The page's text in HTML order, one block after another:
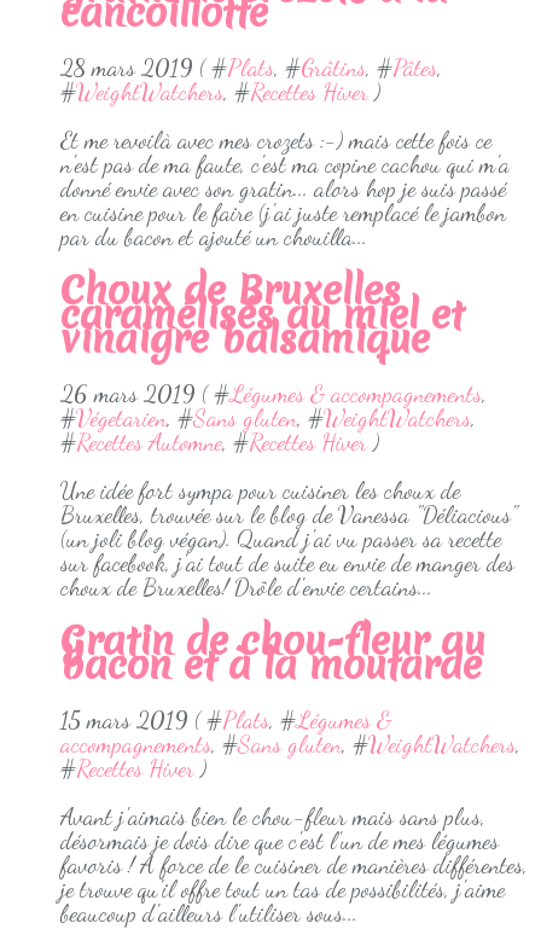
cancoillotte
28 mars 2019 ( #Plats, #Grâtins, #Pâtes,
#WeightWatchers, #Recettes Hiver )
Et me revoilà avec mes crozets :-) mais cette fois ce
n'est pas de ma faute, c'est ma copine cachou qui m'a
donné envie avec son gratin... alors hop je suis passé
en cuisine pour le faire (j'ai juste remplacé le jambon
par du bacon et ajouté un chouilla...
Choux de Bruxelles
caramélisés au miel et
vinaigre balsamique
26 mars 2019 ( #Légumes & accompagnements,
#Végetarien, #Sans gluten, #WeightWatchers,
#Recettes Automne, #Recettes Hiver )
Une idée fort sympa pour cuisiner les choux de
Bruxelles, trouvée sur le blog de Vanessa "Déliacious"
(un joli blog végan). Quand j'ai vu passer sa recette
sur facebook, j'ai tout de suite eu envie de manger des
choux de Bruxelles! Drôle d'envie certains...
Gratin de chou-fleur au
bacon et à la moutarde
15 mars 2019 ( #Plats, #Légumes &
accompagnements, #Sans gluten, #WeightWatchers,
#Recettes Hiver )
Avant j'aimais bien le chou-fleur mais sans plus,
désormais je dois dire que c'est l'un de mes légumes
favoris ! A force de le cuisiner de manières différentes,
je trouve qu'il offre tout un tas de possibilités, j'aime
beaucoup d'ailleurs l'utiliser sous...